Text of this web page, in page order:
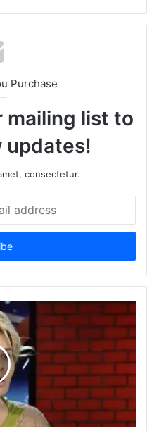
Purchase
mailing list to
updates!
consectetur.